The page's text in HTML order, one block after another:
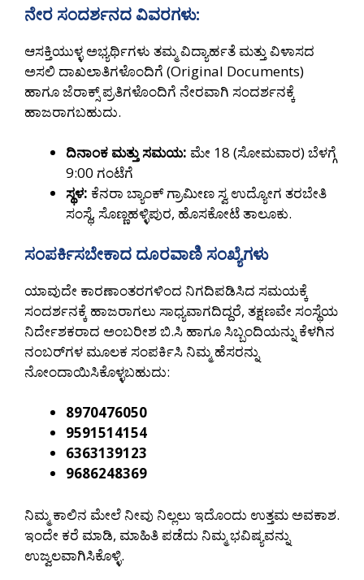
ನೇರ ಸಂದರ್ಶನದ ವಿವರಗಳು:
ಆಸಕ್ತಿಯುಳ್ಳ ಅಭ್ಯರ್ಥಿಗಳು ತಮ್ಮ ವಿದ್ಯಾರ್ಹತೆ ಮತ್ತು ವಿಳಾಸದ
ಅಸಲಿ ದಾಖಲಾತಿಗಳೊಂದಿಗೆ (Original Documents)
ಹಾಗೂ ಜೆರಾಕ್ಸ್ ಪ್ರತಿಗಳೊಂದಿಗೆ ನೇರವಾಗಿ ಸಂದರ್ಶನಕ್ಕೆ
ಹಾಜರಾಗಬಹುದು.
ದಿನಾಂಕ ಮತ್ತು ಸಮಯ: ಮೇ 18 (ಸೋಮವಾರ) ಬೆಳಗ್ಗೆ
9:00 ಗಂಟೆಗೆ
ಸ್ಥಳ: ಕೆನರಾ ಬ್ಯಾಂಕ್ ಗ್ರಾಮೀಣ ಸ್ವ ಉದ್ಯೋಗ ತರಬೇತಿ
ಸಂಸ್ಥೆ, ಸೊಣ್ಣಹಳ್ಳಿಪುರ, ಹೊಸಕೋಟೆ ತಾಲೂಕು.
ಸಂಪರ್ಕಿಸಬೇಕಾದ ದೂರವಾಣಿ ಸಂಖ್ಯೆಗಳು
ಯಾವುದೇ ಕಾರಣಾಂತರಗಳಿಂದ ನಿಗದಿಪಡಿಸಿದ ಸಮಯಕ್ಕೆ
ಸಂದರ್ಶನಕ್ಕೆ ಹಾಜರಾಗಲು ಸಾಧ್ಯವಾಗದಿದ್ದರೆ, ತಕ್ಷಣವೇ ಸಂಸ್ಥೆಯ
ನಿರ್ದೇಶಕರಾದ ಅಂಬರೀಶ ಬಿ.ಸಿ ಹಾಗೂ ಸಿಬ್ಬಂದಿಯನ್ನು ಕೆಳಗಿನ
ನಂಬರ್‌ಗಳ ಮೂಲಕ ಸಂಪರ್ಕಿಸಿ ನಿಮ್ಮ ಹೆಸರನ್ನು
ನೋಂದಾಯಿಸಿಕೊಳ್ಳಬಹುದು:
8970476050
9591514154
6363139123
9686248369
ನಿಮ್ಮ ಕಾಲಿನ ಮೇಲೆ ನೀವು ನಿಲ್ಲಲು ಇದೊಂದು ಉತ್ತಮ ಅವಕಾಶ.
ಇಂದೇ ಕರೆ ಮಾಡಿ, ಮಾಹಿತಿ ಪಡೆದು ನಿಮ್ಮ ಭವಿಷ್ಯವನ್ನು
ಉಜ್ವಲವಾಗಿಸಿಕೊಳ್ಳಿ.